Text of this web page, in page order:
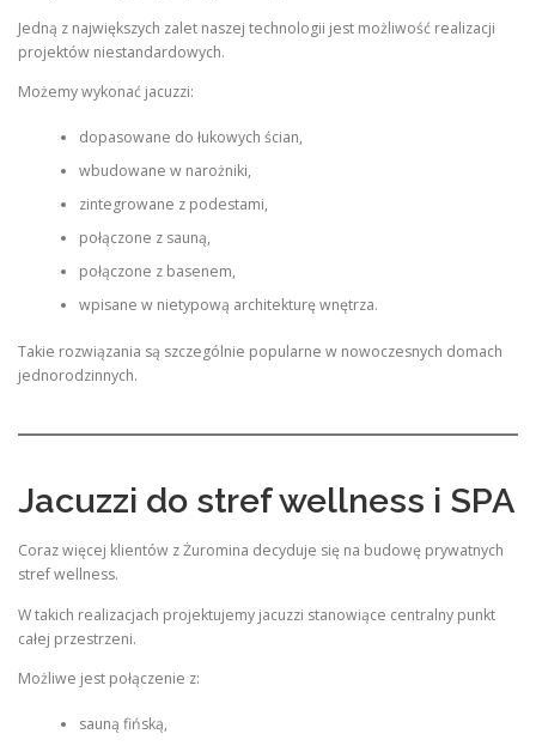
Jedną z największych zalet naszej technologii jest możliwość realizacji
projektów niestandardowych.
Możemy wykonać jacuzzi:
dopasowane do łukowych ścian,
wbudowane w narożniki,
zintegrowane z podestami,
połączone z sauną,
połączone z basenem,
wpisane w nietypową architekturę wnętrza.
Takie rozwiązania są szczególnie popularne w nowoczesnych domach
jednorodzinnych.
Jacuzzi do stref wellness i SPA
Coraz więcej klientów z Żuromina decyduje się na budowę prywatnych
stref wellness.
W takich realizacjach projektujemy jacuzzi stanowiące centralny punkt
całej przestrzeni.
Możliwe jest połączenie z:
sauną fińską,